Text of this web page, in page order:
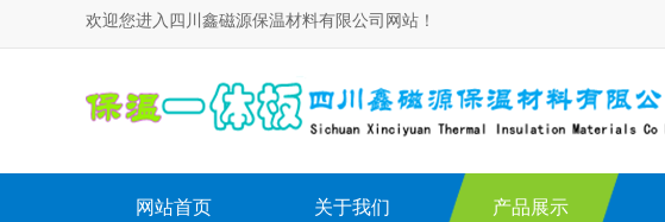
欢迎您进入四川鑫磁源保温材料有限公司网站！
网站首页 关于我们 产品展示